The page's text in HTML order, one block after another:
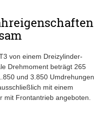
von einem Dreizylinder-
Drehmoment beträgt 265
und 3.850 Umdrehungen
mit einem
mit Frontantrieb angeboten.